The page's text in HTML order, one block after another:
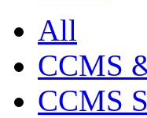
All
CCMS
CCMS